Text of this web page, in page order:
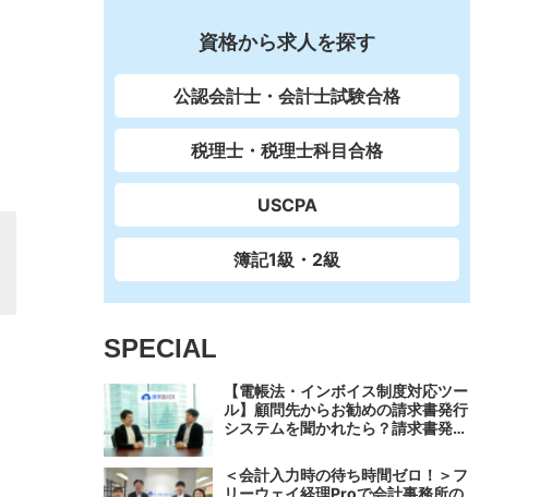
資格から求人を探す
公認会計士・会計士試験合格
税理士・税理士科目合格
USCPA
簿記1級・2級
SPECIAL
【電帳法・インボイス制度対応ツー
ル】顧問先からお勧めの請求書発行
システムを聞かれたら？請求書発行
つのシステムで完結する 「請求
QUICK」の魅力に迫る
＜会計入力時の待ち時間ゼロ！＞フ
リーウェイ経理Proで会計事務所の